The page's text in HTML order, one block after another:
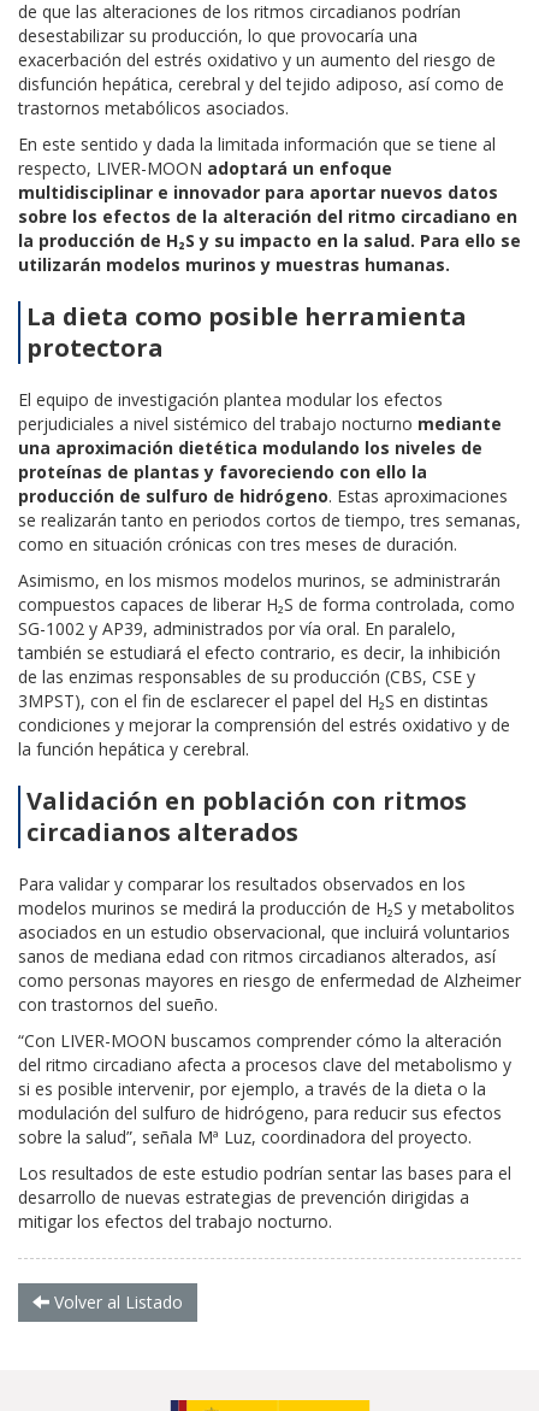
de que las alteraciones de los ritmos circadianos podrían
desestabilizar su producción, lo que provocaría una
exacerbación del estrés oxidativo y un aumento del riesgo de
disfunción hepática, cerebral y del tejido adiposo, así como de
trastornos metabólicos asociados.
En este sentido y dada la limitada información que se tiene al
respecto, LIVER-MOON adoptará un enfoque
multidisciplinar e innovador para aportar nuevos datos
sobre los efectos de la alteración del ritmo circadiano en
la producción de H₂S y su impacto en la salud. Para ello se
utilizarán modelos murinos y muestras humanas.
La dieta como posible herramienta
protectora
El equipo de investigación plantea modular los efectos
perjudiciales a nivel sistémico del trabajo nocturno mediante
una aproximación dietética modulando los niveles de
proteínas de plantas y favoreciendo con ello la
producción de sulfuro de hidrógeno. Estas aproximaciones
se realizarán tanto en periodos cortos de tiempo, tres semanas,
como en situación crónicas con tres meses de duración.
Asimismo, en los mismos modelos murinos, se administrarán
compuestos capaces de liberar H₂S de forma controlada, como
SG-1002 y AP39, administrados por vía oral. En paralelo,
también se estudiará el efecto contrario, es decir, la inhibición
de las enzimas responsables de su producción (CBS, CSE y
3MPST), con el fin de esclarecer el papel del H₂S en distintas
condiciones y mejorar la comprensión del estrés oxidativo y de
la función hepática y cerebral.
Validación en población con ritmos
circadianos alterados
Para validar y comparar los resultados observados en los
modelos murinos se medirá la producción de H₂S y metabolitos
asociados en un estudio observacional, que incluirá voluntarios
sanos de mediana edad con ritmos circadianos alterados, así
como personas mayores en riesgo de enfermedad de Alzheimer
con trastornos del sueño.
“Con LIVER-MOON buscamos comprender cómo la alteración
del ritmo circadiano afecta a procesos clave del metabolismo y
si es posible intervenir, por ejemplo, a través de la dieta o la
modulación del sulfuro de hidrógeno, para reducir sus efectos
sobre la salud”, señala Mª Luz, coordinadora del proyecto.
Los resultados de este estudio podrían sentar las bases para el
desarrollo de nuevas estrategias de prevención dirigidas a
mitigar los efectos del trabajo nocturno.
Volver al Listado